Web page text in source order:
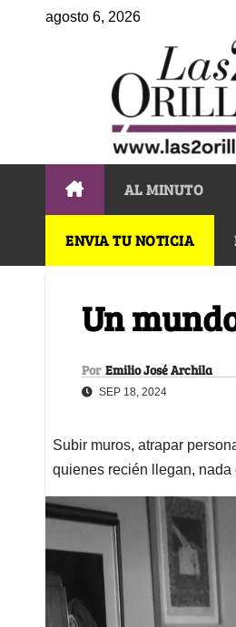
agosto 6, 2026
AL MINUTO
ENVIA TU NOTICIA
Un
Por Emilio José Archila
SEP 18, 2024
Subir muros, atrapar
quienes recién llegan, nada